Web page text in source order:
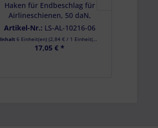
Haken für Endbeschlag für
Airlineschienen, 50 daN,
schwarz, 6 Stück
Artikel-Nr.: LS-AL-10216-06
Inhalt6 Einheit(en)(2,84 € / 1 Einheit(en))
17,05 € *